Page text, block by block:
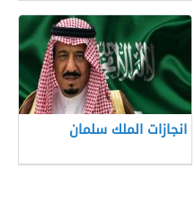
انجازات الملك سلمان